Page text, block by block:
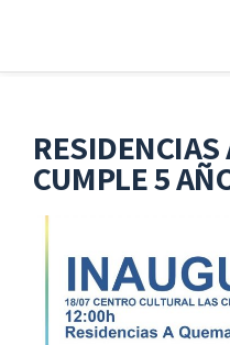
CUMPLE 5